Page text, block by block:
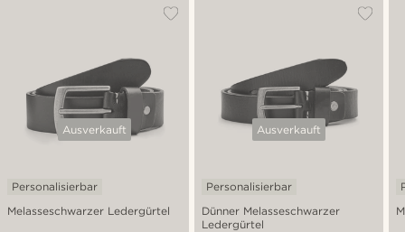
Ausverkauft
Melasseschwarzer Ledergürtel
Personalisierbar
Ausverkauft
Dünner Melasseschwarzer
Ledergürtel
Personalisierbar